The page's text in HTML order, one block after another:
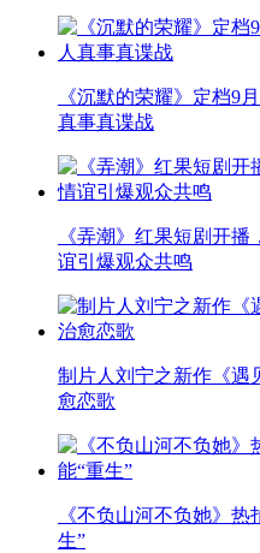
《沉默的荣耀》定档9
真事真谍战
《弄潮》红果短剧开
谊引爆观众共鸣
制片人刘宁之新作《遇
愈恋歌
《不负山河不负她》
生”